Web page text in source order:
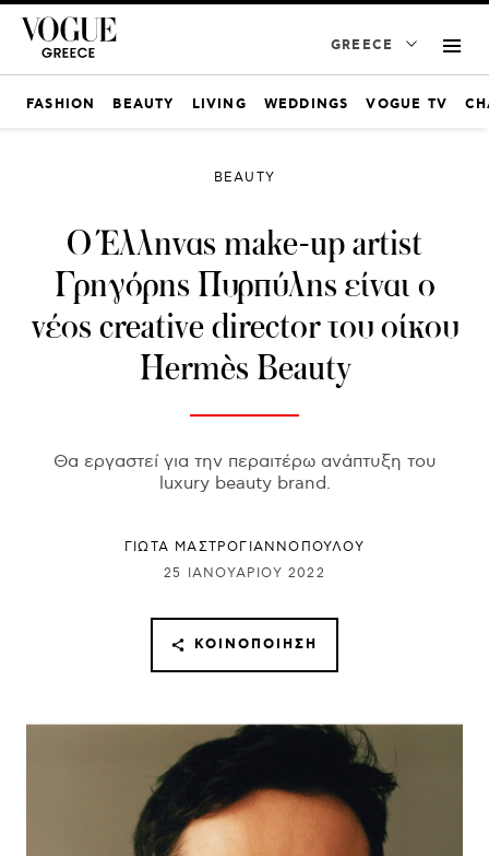
GREECE
FASHION BEAUTY LIVING WEDDINGS VOGUE TV
BEAUTY
Ο Έλληνας make-up artist
Γρηγόρης Πυρπύλης είναι ο
νέος creative director του οίκου
Hermès Beauty
Θα εργαστεί για την περαιτέρω ανάπτυξη του
luxury beauty brand.
ΓΙΩΤΑ ΜΑΣΤΡΟΓΙΑΝΝΟΠΟΥΛΟΥ
25 ΙΑΝΟΥΑΡΊΟΥ 2022
ΚΟΙΝΟΠΟΊΗΣΗ